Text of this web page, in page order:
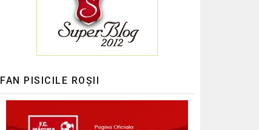
FAN PISICILE ROȘII